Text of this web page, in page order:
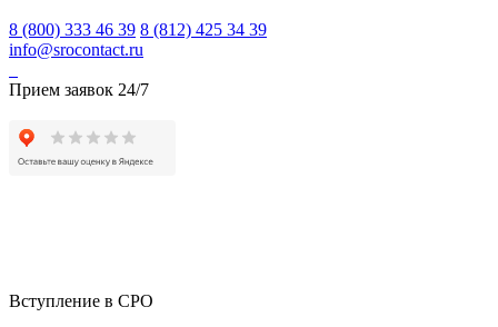
8 (800) 333 46 39 8 (812) 425 34 39
info@srocontact.ru
Прием заявок 24/7
Вступление в СРО